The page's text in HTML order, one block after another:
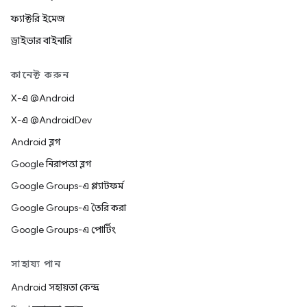
ফ্যাক্টরি ইমেজ
ড্রাইভার বাইনারি
কানেক্ট করুন
X-এ @Android
X-এ @AndroidDev
Android ব্লগ
Google নিরাপত্তা ব্লগ
Google Groups-এ প্ল্যাটফর্ম
Google Groups-এ তৈরি করা
Google Groups-এ পোর্টিং
সাহায্য পান
Android সহায়তা কেন্দ্র